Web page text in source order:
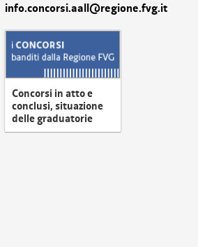
info.concorsi.aall@regione.fvg.it
Concorsi in atto e
conclusi, situazione
delle graduatorie